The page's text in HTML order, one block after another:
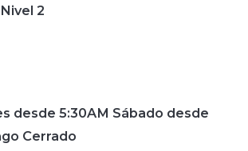
2
desde 5:30AM Sábado desde
Cerrado